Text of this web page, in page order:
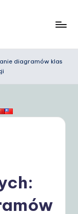
diagramów klas